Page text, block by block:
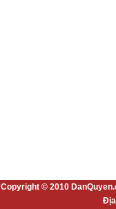
Copyright © 2010